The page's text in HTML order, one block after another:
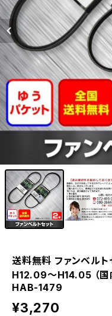
送料無料 ファンベル
H12.09～H14.05 （国
HAB-1479
¥3,270